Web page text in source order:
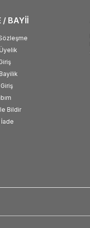
/ BAYİİ
Bildir
İade